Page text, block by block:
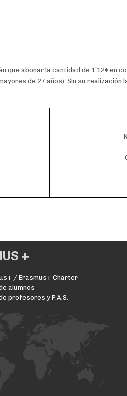
que abonar la cantidad de 1’12€ en
de 27 años). Sin su realización
+
/ Erasmus+ Charter
alumnos
profesores y P.A.S.